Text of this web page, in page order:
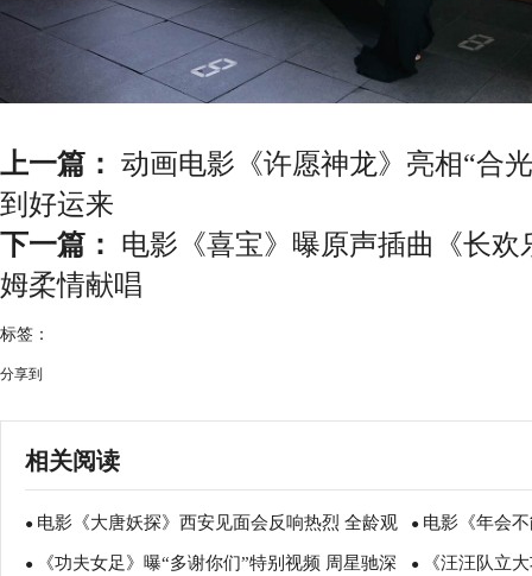
上一篇： 动画电影《许愿神龙》亮相“合
到好运来
下一篇： 电影《喜宝》曝原声插曲《长欢
姆柔情献唱
标签：
分享到
相关阅读
● 电影《大唐妖探》西安见面会反响热烈 全龄观
众共赏机关长安城
● 电影《年会
谈会深度研讨
● 《功夫女足》曝“多谢你们”特别视频 周星驰深 ● 《汪汪队立